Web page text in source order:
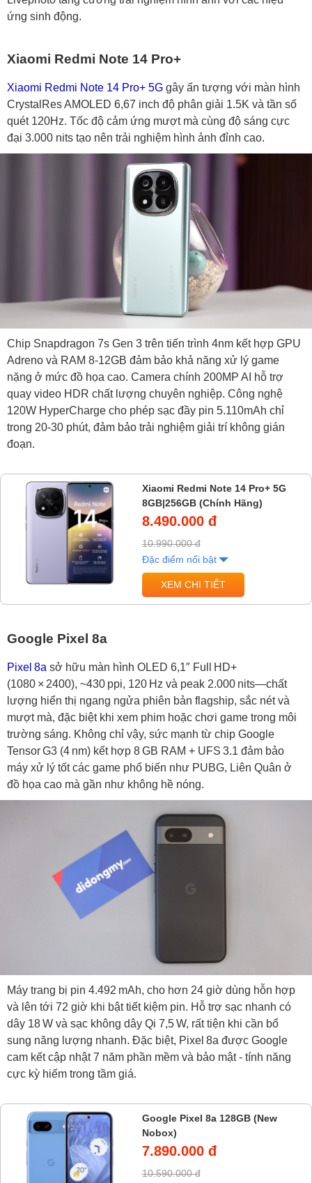
ứng sinh động.
Xiaomi Redmi Note 14 Pro+
Xiaomi Redmi Note 14 Pro+ 5G gây ấn tượng với màn hình
CrystalRes AMOLED 6,67 inch độ phân giải 1.5K và tần số
quét 120Hz. Tốc độ cảm ứng mượt mà cùng độ sáng cực
đại 3.000 nits tạo nên trải nghiệm hình ảnh đỉnh cao.
Chip Snapdragon 7s Gen 3 trên tiến trình 4nm kết hợp GPU
Adreno và RAM 8-12GB đảm bảo khả năng xử lý game
nặng ở mức đồ họa cao. Camera chính 200MP AI hỗ trợ
quay video HDR chất lượng chuyên nghiệp. Công nghệ
120W HyperCharge cho phép sạc đầy pin 5.110mAh chỉ
trong 20-30 phút, đảm bảo trải nghiệm giải trí không gián
đoạn.
Xiaomi Redmi Note 14 Pro+ 5G
8GB|256GB (Chính Hãng)
8.490.000 đ
10.990.000 đ
Đặc điểm nổi bật
XEM CHI TIẾT
Google Pixel 8a
Pixel 8a sở hữu màn hình OLED 6,1″ Full HD+
(1080 × 2400), ~430 ppi, 120 Hz và peak 2.000 nits—chất
lượng hiển thị ngang ngửa phiên bản flagship, sắc nét và
mượt mà, đặc biệt khi xem phim hoặc chơi game trong môi
trường sáng. Không chỉ vậy, sức mạnh từ chip Google
Tensor G3 (4 nm) kết hợp 8 GB RAM + UFS 3.1 đảm bảo
máy xử lý tốt các game phổ biến như PUBG, Liên Quân ở
đồ họa cao mà gần như không hề nóng.
Máy trang bị pin 4.492 mAh, cho hơn 24 giờ dùng hỗn hợp
và lên tới 72 giờ khi bật tiết kiệm pin. Hỗ trợ sạc nhanh có
dây 18 W và sạc không dây Qi 7,5 W, rất tiện khi cần bổ
sung năng lượng nhanh. Đặc biệt, Pixel 8a được Google
cam kết cập nhật 7 năm phần mềm và bảo mật - tính năng
cực kỳ hiếm trong tầm giá.
Google Pixel 8a 128GB (New
Nobox)
7.890.000 đ
10.590.000 đ